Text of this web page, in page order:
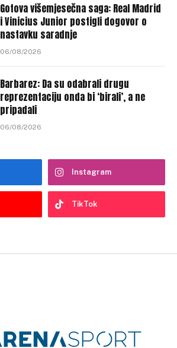
Gotova višemjesečna saga: Real Madrid
i Vinicius Junior postigli dogovor o
nastavku saradnje
06/08/2026
Barbarez: Da su odabrali drugu
reprezentaciju onda bi ‘birali’, a ne
pripadali
06/08/2026
Instagram
TikTok